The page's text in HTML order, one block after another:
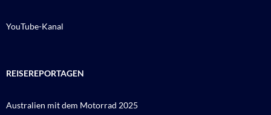
YouTube-Kanal
REISEREPORTAGEN
Australien mit dem Motorrad 2025